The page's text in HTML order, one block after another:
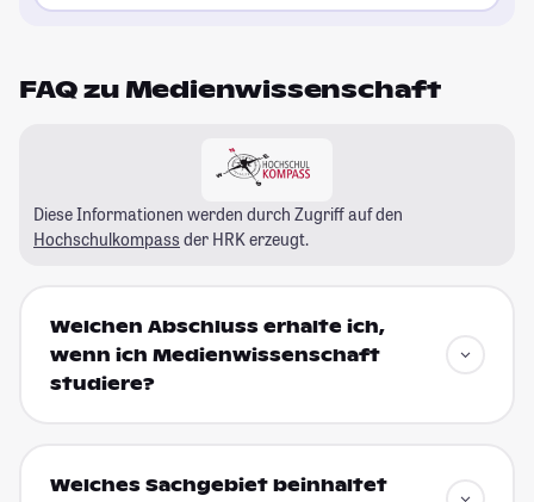
FAQ zu Medienwissenschaft
Diese Informationen werden durch Zugriff auf den
Hochschulkompass der HRK erzeugt.
Welchen Abschluss erhalte ich,
wenn ich Medienwissenschaft
studiere?
Welches Sachgebiet beinhaltet